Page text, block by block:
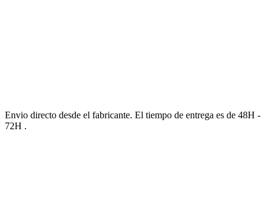
Envio directo desde el fabricante. El tiempo de entrega es de 48H -
72H .